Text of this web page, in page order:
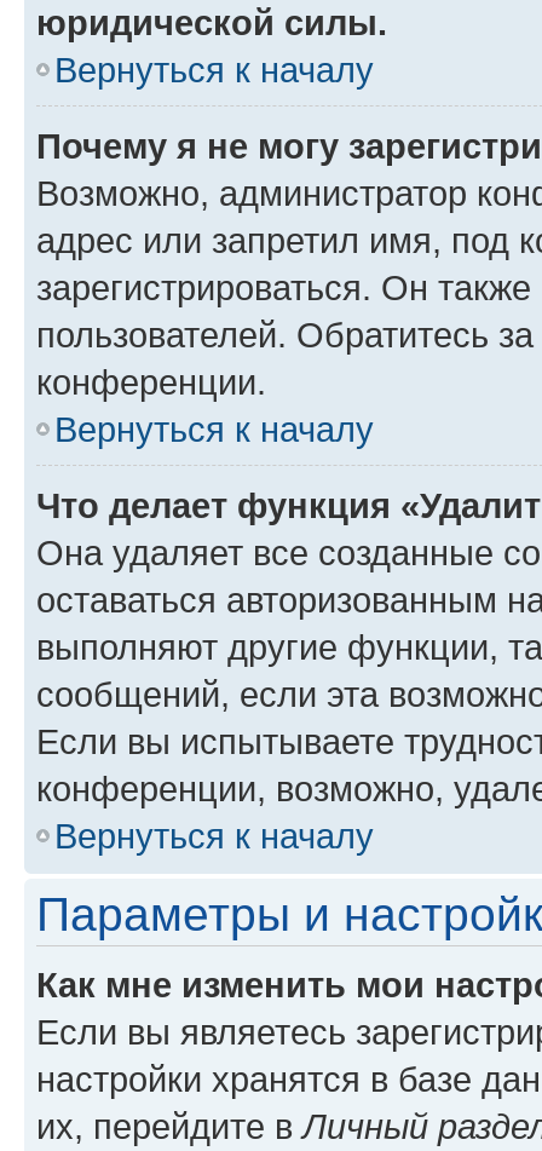
юридической силы.
Вернуться к началу
Почему я не могу
Возможно, администратор
адрес или запретил имя, под
зарегистрироваться. Он
пользователей. Обратитесь
конференции.
Вернуться к началу
Что делает функция
Она удаляет все созданные
оставаться авторизованным
выполняют другие функции,
сообщений, если эта
Если вы испытываете
конференции, возможно,
Вернуться к началу
Параметры и
Как мне изменить мои
Если вы являетесь
настройки хранятся в базе
их, перейдите вЛичный